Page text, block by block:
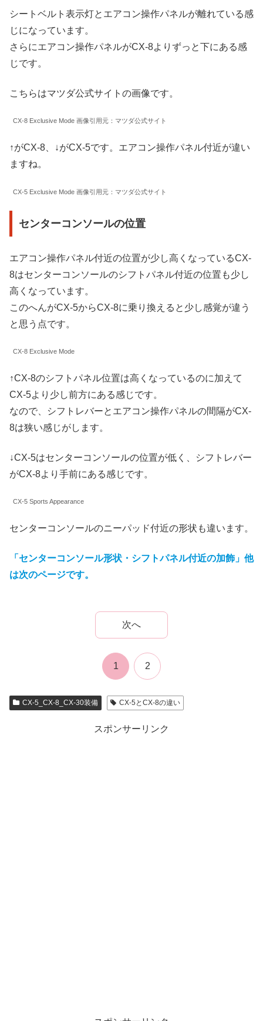
シートベルト表示灯とエアコン操作パネルが離れている感
じになっています。
さらにエアコン操作パネルがCX-8よりずっと下にある感
じです。
こちらはマツダ公式サイトの画像です。
CX-8 Exclusive Mode 画像引用元：マツダ公式サイト
↑がCX-8、↓がCX-5です。エアコン操作パネル付近が違い
ますね。
CX-5 Exclusive Mode 画像引用元：マツダ公式サイト
センターコンソールの位置
エアコン操作パネル付近の位置が少し高くなっているCX-
8はセンターコンソールのシフトパネル付近の位置も少し
高くなっています。
このへんがCX-5からCX-8に乗り換えると少し感覚が違う
と思う点です。
CX-8 Exclusive Mode
↑CX-8のシフトパネル位置は高くなっているのに加えて
CX-5より少し前方にある感じです。
なので、シフトレバーとエアコン操作パネルの間隔がCX-
8は狭い感じがします。
↓CX-5はセンターコンソールの位置が低く、シフトレバー
がCX-8より手前にある感じです。
CX-5 Sports Appearance
センターコンソールのニーパッド付近の形状も違います。
「センターコンソール形状・シフトパネル付近の加飾」他
は次のページです。
次へ
1 2
CX-5_CX-8_CX-30装備 CX-5とCX-8の違い
スポンサーリンク